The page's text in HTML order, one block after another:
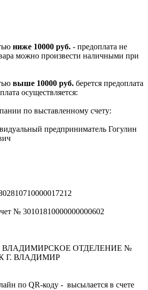
ниже 10000 руб. - предоплата не
можно произвести наличными при
выше 10000 руб. берется предоплата
осуществляется:
по выставленному счету:
предприниматель Гогулин
№ 30101810000000000602
ВЛАДИМИРСКОЕ ОТДЕЛЕНИЕ №
Г. ВЛАДИМИР
по QR-коду - высылается в счете